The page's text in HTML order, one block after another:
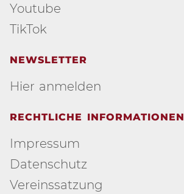
Youtube
TikTok
NEWSLETTER
Hier anmelden
RECHTLICHE INFORMATIONEN
Impressum
Datenschutz
Vereinssatzung